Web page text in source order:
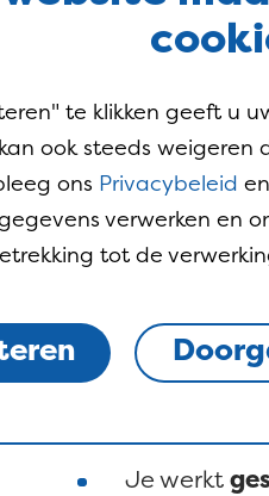
in
ontvangsten
Jouw
Je hebt een
een
Je werkt
te klikken geeft u
ook steeds
ons Privacybeleid en
verwerken en
tot de